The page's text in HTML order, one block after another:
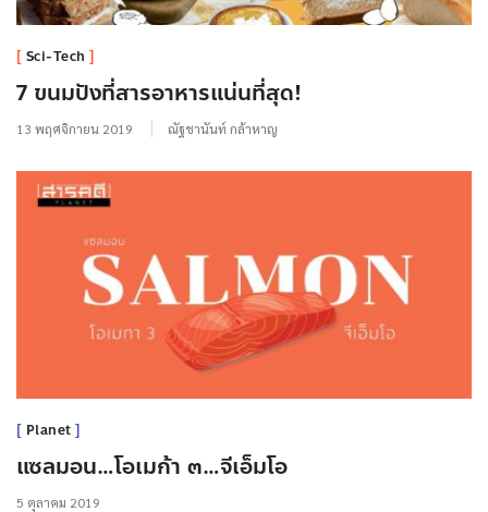
Sci-Tech
7 ขนมปังที่สารอาหารแน่นที่สุด!
13 พฤศจิกายน 2019 ณัฐชานันท์ กล้าหาญ
Planet
แซลมอน…โอเมก้า ๓…จีเอ็มโอ
5 ตุลาคม 2019